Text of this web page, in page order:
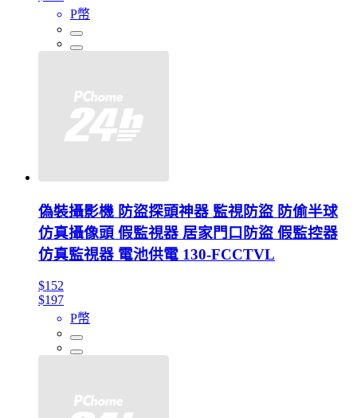
P幣
偽裝攝影機 防盜探頭神器 監視防盜 防偷半球
仿真攝像頭 假監視器 居家門口防盜 假監控器
仿真監視器 電池供電 130-FCCTVL
$152
$197
P幣